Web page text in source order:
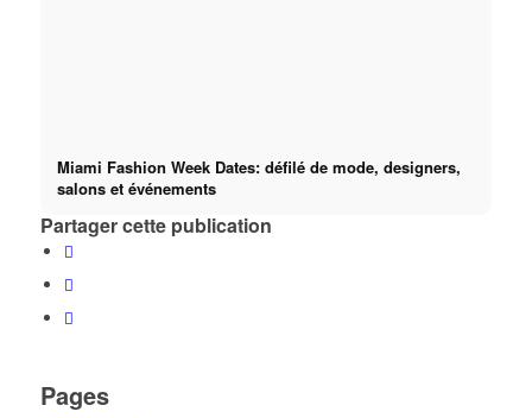
Miami Fashion Week Dates: défilé de mode, designers,
salons et événements
Partager cette publication
Pages